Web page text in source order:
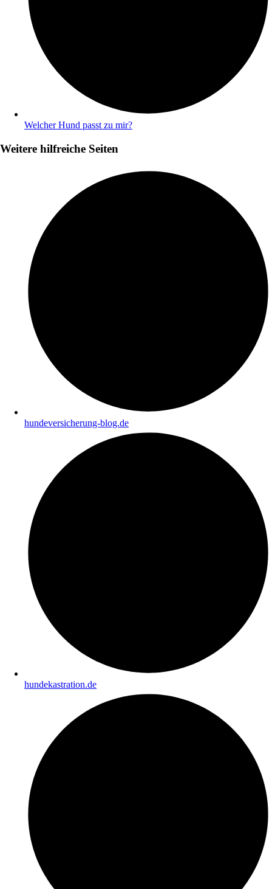
Welcher Hund passt zu mir?
Weitere hilfreiche Seiten
hundeversicherung-blog.de
hundekastration.de